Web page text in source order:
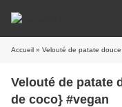
Accueil » Velouté de patate
Velouté de patate
de coco} #vegan